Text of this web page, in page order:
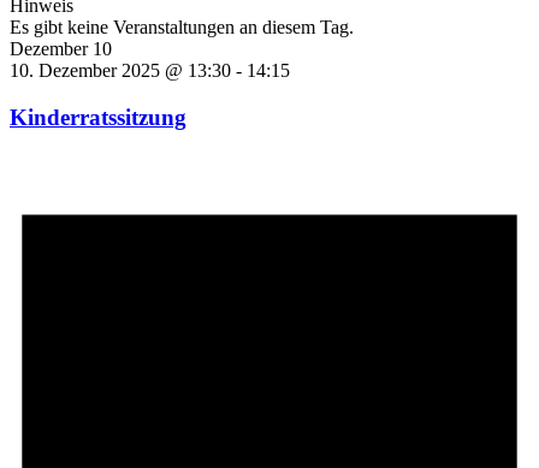
Hinweis
Es gibt keine Veranstaltungen an diesem Tag.
Dezember 10
10. Dezember 2025 @ 13:30 - 14:15
Kinderratssitzung